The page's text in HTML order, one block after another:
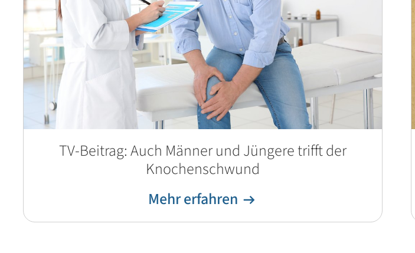
TV-Beitrag: Auch Männer und Jüngere trifft der
Knochenschwund
Mehr erfahren